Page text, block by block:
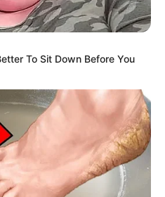
Tourist Information
Herzöge und Könige:
To Sit Down Before You